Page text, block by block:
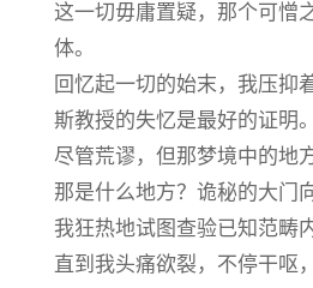
这一切毋庸置疑，那个可憎
体。
回忆起一切的始末，我压抑
斯教授的失忆是最好的证明。
尽管荒谬，但那梦境中的地
那是什么地方？诡秘的大门
我狂热地试图查验已知范畴
直到我头痛欲裂，不停干呕